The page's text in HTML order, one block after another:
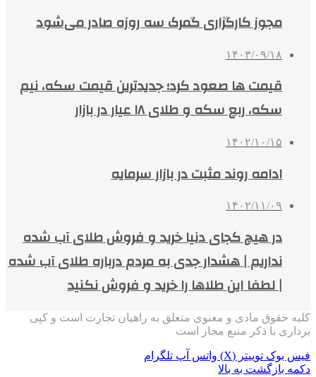
مجوز کارگزاری گمرک سه روزه صادر می‌شود
۱۴۰۳/۰۹/۱۸
قیمت ها صعود کرد؛ جدیدترین قیمت سکه، نیم
سکه، ربع سکه و طلای ۱۸ عیار در بازار
۱۴۰۲/۱۰/۱۵
ادامه روند مثبت در بازار سرمایه
۱۴۰۲/۱۱/۰۹
در هیچ کجای دنیا خرید و فروش طلای آب شده
نداریم | هشدار جدی به مردم درباره طلای آب شده
| لطفا این طلاها را خرید و فروش نکنید
کلیه حقوق مادی و معنوی متعلق به راهیان تجارت است و کپی
برداری با ذکر منبع مجاز است
فیس بوک توییتر (X) واتس آپ تلگرام
دکمه بازگشت به بالا